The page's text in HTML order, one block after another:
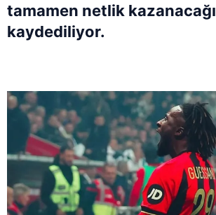
tamamen netlik kazanacağı
kaydediliyor.